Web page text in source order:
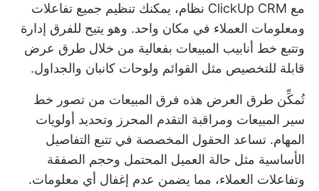
مع ClickUp CRM نظام، يمكنك تنظيم جميع تفاعلات
ومعلومات العملاء في مكان واحد. وهو يتيح للفرق إدارة
وتتبع خط أنابيب المبيعات بفعالية من خلال طرق عرض
قابلة للتخصيص مثل القوائم ولوحات كانبان والجداول.
تُمكِّن طرق العرض هذه فرق المبيعات من تصور خط
سير المبيعات ومراقبة التقدم المحرز وتحديد أولويات
المهام. تساعد الحقول المخصصة في تتبع التفاصيل
الأساسية مثل حالة العميل المحتمل وحجم الصفقة
وتفاعلات العملاء، مما يضمن عدم إغفال أي معلومات.